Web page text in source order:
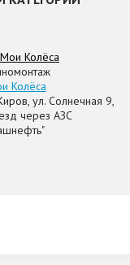
Колёса
ул. Солнечная 9,
через АЗС